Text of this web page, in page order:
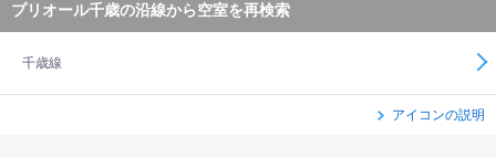
プリオール千歳の沿線から空室を再検索
千歳線
アイコンの説明